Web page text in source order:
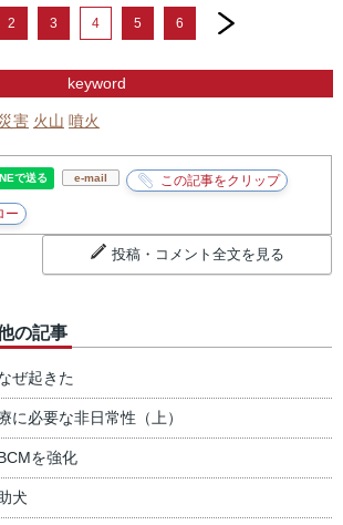
2 3 4 5 6
next
keyword
害 火山 噴火
e-mail
投稿・コメント全文を見る
の記事
ぜ起きた
必要な非日常性（上）
を強化
犬